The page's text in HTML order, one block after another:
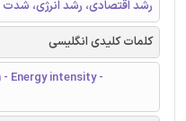
رشد اقتصادی، رشد انرژی، شدت
کلمات کلیدی انگلیسی
Energy intensity -